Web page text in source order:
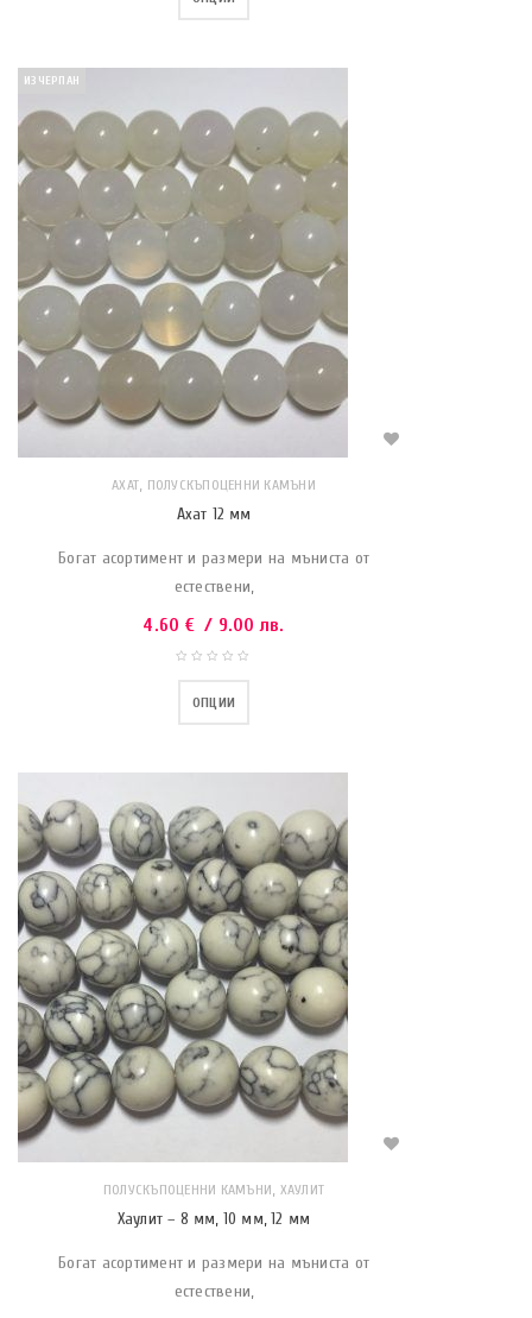
ИЗЧЕРПАН
АХАТ, ПОЛУСКЪПОЦЕННИ КАМЪНИ
Ахат 12 мм
Богат асортимент и размери на мъниста от
естествени,
4.60 € / 9.00 лв.
ОПЦИИ
ПОЛУСКЪПОЦЕННИ КАМЪНИ, ХАУЛИТ
Хаулит – 8 мм, 10 мм, 12 мм
Богат асортимент и размери на мъниста от
естествени,